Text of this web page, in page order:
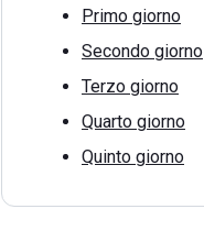
Primo giorno
Secondo giorno
Terzo giorno
Quarto giorno
Quinto giorno